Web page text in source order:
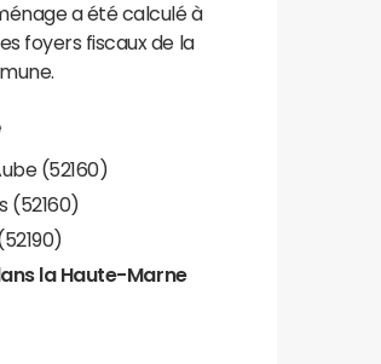
a été calculé à
foyers fiscaux de la
(52160)
(52160)
la Haute-Marne